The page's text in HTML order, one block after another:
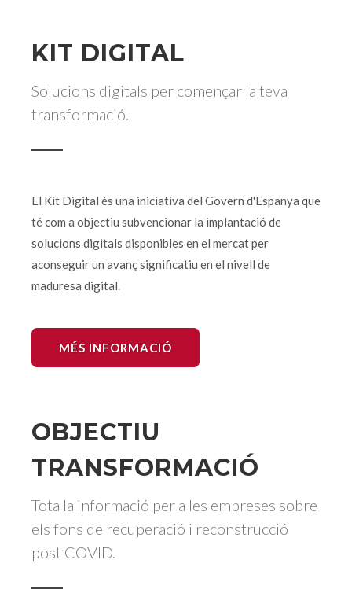
KIT DIGITAL
Solucions digitals per començar la teva
transformació.
El Kit Digital és una iniciativa del Govern d'Espanya que
té com a objectiu subvencionar la implantació de
solucions digitals disponibles en el mercat per
aconseguir un avanç significatiu en el nivell de
maduresa digital.
MÉS INFORMACIÓ
OBJECTIU
TRANSFORMACIÓ
Tota la informació per a les empreses sobre
els fons de recuperació i reconstrucció
post COVID.